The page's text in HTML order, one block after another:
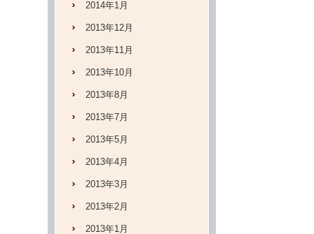
2014年1月
2013年12月
2013年11月
2013年10月
2013年8月
2013年7月
2013年5月
2013年4月
2013年3月
2013年2月
2013年1月